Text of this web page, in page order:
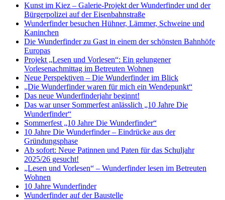
Kunst im Kiez – Galerie-Projekt der Wunderfinder und der
Bürgerpolizei auf der Eisenbahnstraße
Wunderfinder besuchen Hühner, Lämmer, Schweine und
Kaninchen
Die Wunderfinder zu Gast in einem der schönsten Bahnhöfe
Europas
Projekt „Lesen und Vorlesen“: Ein gelungener
Vorlesenachmittag im Betreuten Wohnen
Neue Perspektiven – Die Wunderfinder im Blick
„Die Wunderfinder waren für mich ein Wendepunkt“
Das neue Wunderfinderjahr beginnt!
Das war unser Sommerfest anlässlich „10 Jahre Die
Wunderfinder“
Sommerfest „10 Jahre Die Wunderfinder“
10 Jahre Die Wunderfinder – Eindrücke aus der
Gründungsphase
Ab sofort: Neue Patinnen und Paten für das Schuljahr
2025/26 gesucht!
„Lesen und Vorlesen“ – Wunderfinder lesen im Betreuten
Wohnen
10 Jahre Wunderfinder
Wunderfinder auf der Baustelle